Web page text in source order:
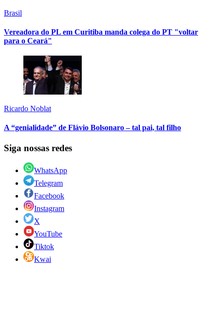
Brasil
Vereadora do PL em Curitiba manda colega do PT "voltar
para o Ceará"
Ricardo Noblat
A “genialidade” de Flávio Bolsonaro – tal pai, tal filho
Siga nossas redes
WhatsApp
Telegram
Facebook
Instagram
X
YouTube
Tiktok
Kwai